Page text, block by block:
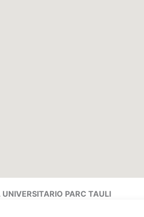
UNIVERSITARIO PARC TAULI